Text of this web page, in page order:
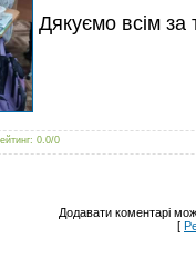
Дякуємо всім за
: 0.0/0
Додавати коментарі
[